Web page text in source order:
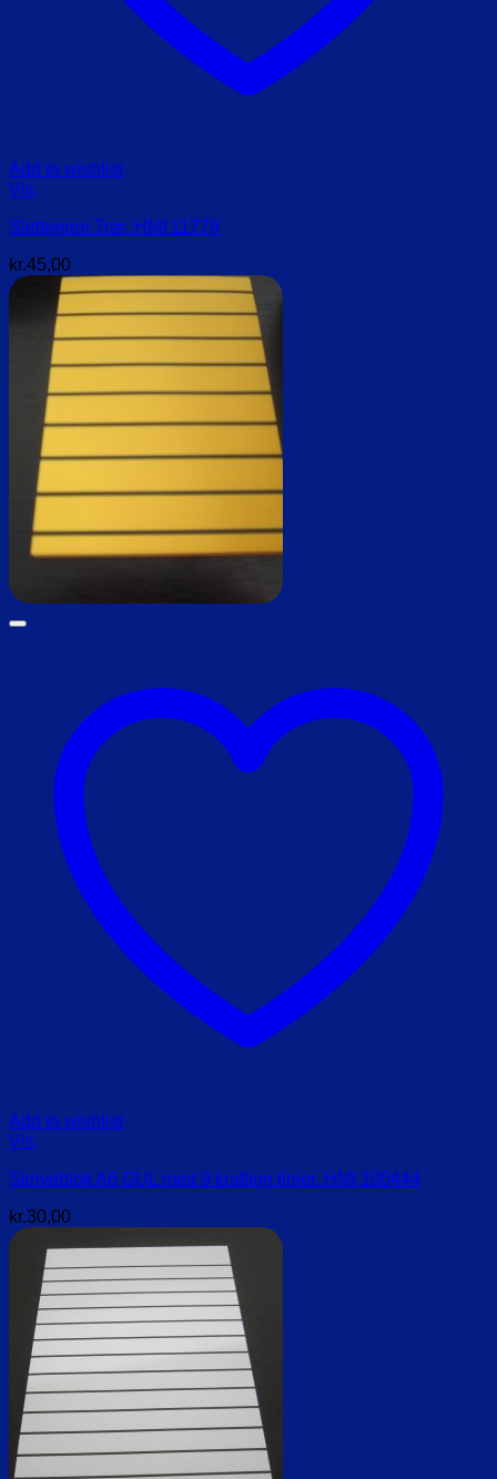
Add to wishlist
Vis
Slettepren Træ, HMI 11778
kr.45,00
Add to wishlist
Vis
Skriveblok A6 GUL med 9 kraftige linier. HMI 100444
kr.30,00